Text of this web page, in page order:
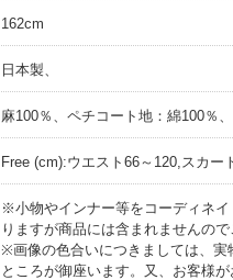
162cm
日本製、
麻100％、ペチコート地：綿100％、
Free (cm):ウエスト66～120,スカー
※小物やインナー等をコーディネイ
りますが商品には含まれませんので
※画像の色合いにつきましては、実
ところが御座います。又、お客様